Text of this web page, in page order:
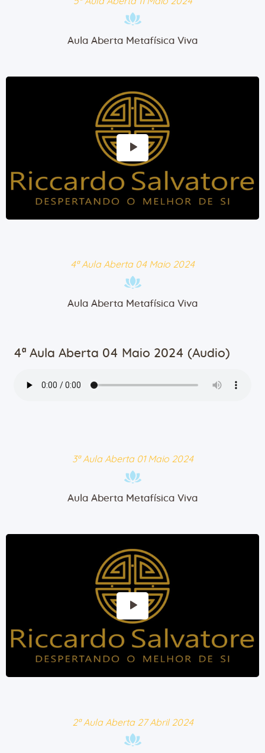
Aula Aberta Metafísica Viva
4ª Aula Aberta 04 Maio 2024
Aula Aberta Metafísica Viva
4ª Aula Aberta 04 Maio 2024 (Audio)
3ª Aula Aberta 01 Maio 2024
Aula Aberta Metafísica Viva
2ª Aula Aberta 27 Abril 2024